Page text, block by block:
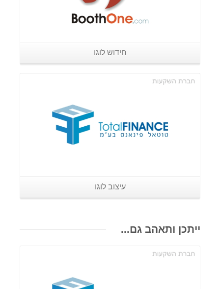
חידוש לוגו
עיצוב לוגו
ייתכן ותאהב גם...